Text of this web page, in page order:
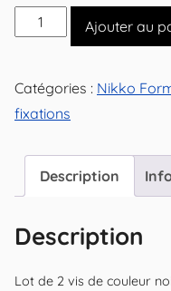
quantité
de
de
2
22x3mm
semi-
Ajouter au
Catégories : Nikko
fixations
Description
Description
Lot de 2 vis de couleur